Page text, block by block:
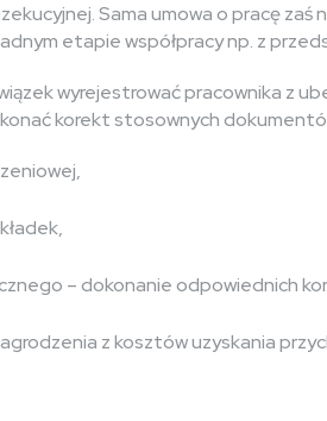
Sama umowa o pracę zaś
etapie współpracy np. z
wyrejestrować pracownika z
korekt stosownych
– dokonanie odpowiednich
z kosztów uzyskania